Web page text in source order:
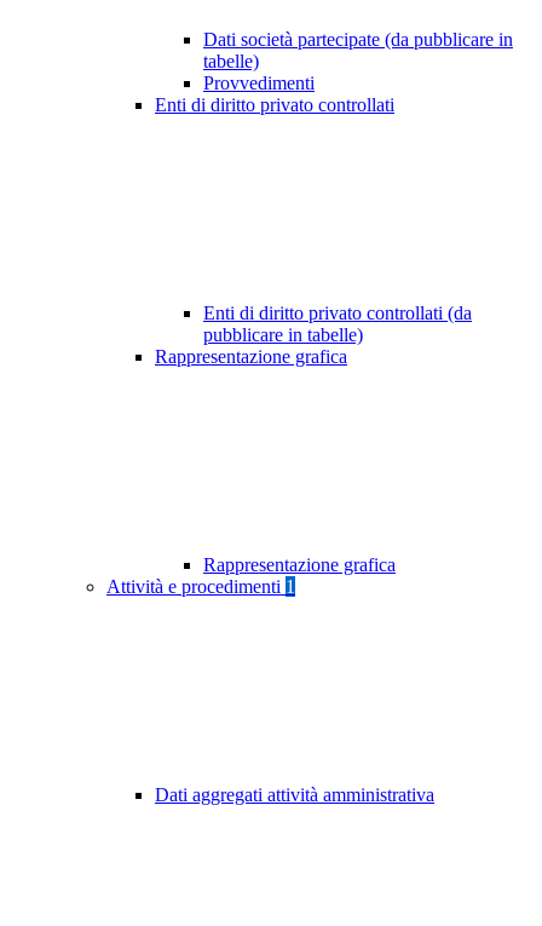
Dati società partecipate (da pubblicare in
tabelle)
Provvedimenti
Enti di diritto privato controllati
Enti di diritto privato controllati (da
pubblicare in tabelle)
Rappresentazione grafica
Rappresentazione grafica
Attività e procedimenti 1
Dati aggregati attività amministrativa